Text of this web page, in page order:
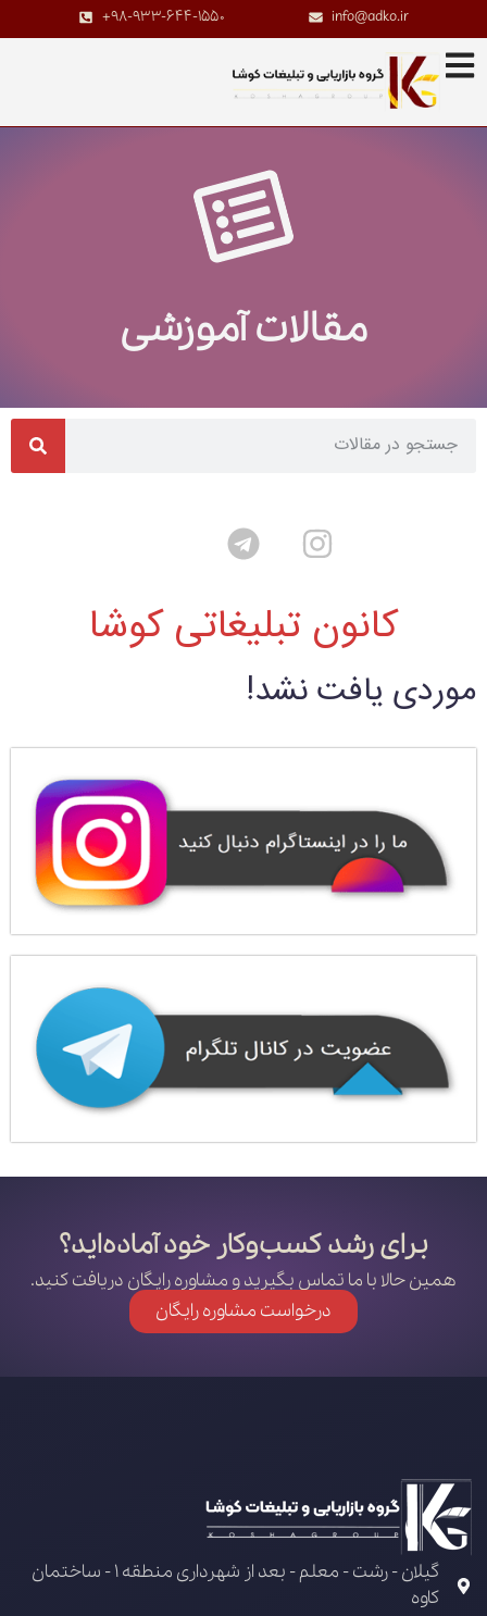
info@adko.ir
+98-933-644-1550
مقالات آموزشی
کانون تبلیغاتی کوشا
موردی یافت نشد!
برای رشد کسب‌وکار خود آماده‌اید؟
همین حالا با ما تماس بگیرید و مشاوره رایگان دریافت کنید.
درخواست مشاوره رایگان
گیلان - رشت - معلم - بعد از شهرداری منطقه 1 - ساختمان
کاوه